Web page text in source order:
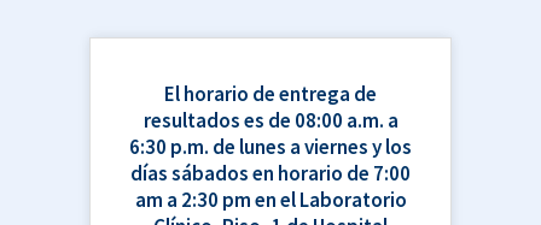
El horario de entrega de
resultados es de 08:00 a.m. a
6:30 p.m. de lunes a viernes y los
días sábados en horario de 7:00
am a 2:30 pm en el Laboratorio